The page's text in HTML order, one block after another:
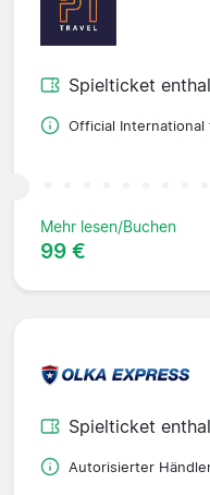
Spielticket
Official
Mehr lesen/Buchen
99 €
Spielticket
Autorisierter